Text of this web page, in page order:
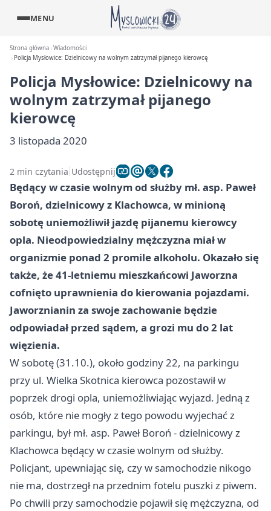
MENU
Strona główna Wiadomości
Policja Mysłowice: Dzielnicowy na wolnym zatrzymał pijanego kierowcę
Policja Mysłowice: Dzielnicowy na
wolnym zatrzymał pijanego
kierowcę
3 listopada 2020
2 min czytania Udostępnij
Będący w czasie wolnym od służby mł. asp. Paweł
Boroń, dzielnicowy z Klachowca, w minioną
sobotę uniemożliwił jazdę pijanemu kierowcy
opla. Nieodpowiedzialny mężczyzna miał w
organizmie ponad 2 promile alkoholu. Okazało się
także, że 41-letniemu mieszkańcowi Jaworzna
cofnięto uprawnienia do kierowania pojazdami.
Jaworznianin za swoje zachowanie będzie
odpowiadał przed sądem, a grozi mu do 2 lat
więzienia.
W sobotę (31.10.), około godziny 22, na parkingu
przy ul. Wielka Skotnica kierowca pozostawił w
poprzek drogi opla, uniemożliwiając wyjazd. Jedną z
osób, które nie mogły z tego powodu wyjechać z
parkingu, był mł. asp. Paweł Boroń - dzielnicowy z
Klachowca będący w czasie wolnym od służby.
Policjant, upewniając się, czy w samochodzie nikogo
nie ma, dostrzegł na przednim fotelu puszki z piwem.
Po chwili przy samochodzie pojawił się mężczyzna, od